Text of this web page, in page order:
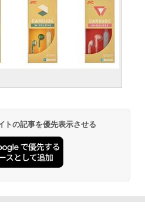
トの記事を優先表示させる